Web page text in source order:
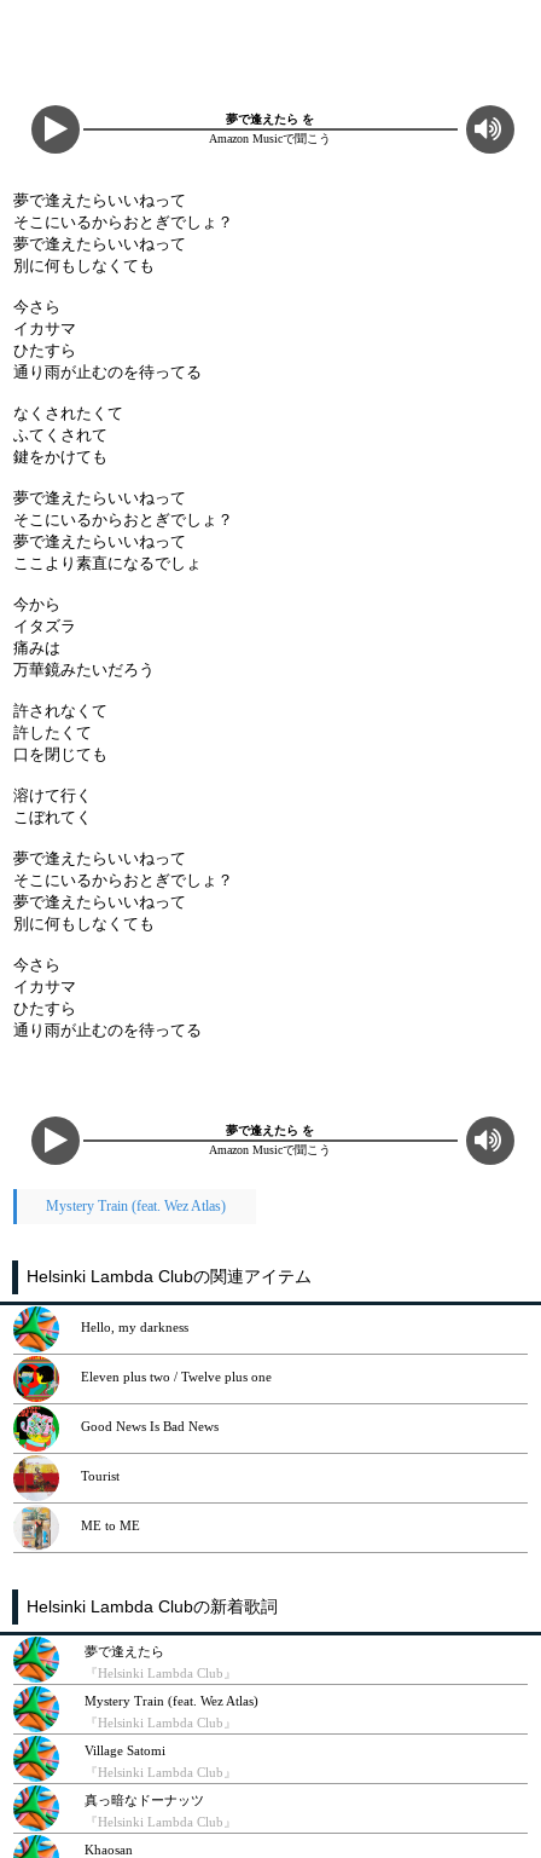
夢で逢えたら を
Amazon Musicで聞こう
夢で逢えたらいいねって
そこにいるからおとぎでしょ？
夢で逢えたらいいねって
別に何もしなくても
今さら
イカサマ
ひたすら
通り雨が止むのを待ってる
なくされたくて
ふてくされて
鍵をかけても
夢で逢えたらいいねって
そこにいるからおとぎでしょ？
夢で逢えたらいいねって
ここより素直になるでしょ
今から
イタズラ
痛みは
万華鏡みたいだろう
許されなくて
許したくて
口を閉じても
溶けて行く
こぼれてく
夢で逢えたらいいねって
そこにいるからおとぎでしょ？
夢で逢えたらいいねって
別に何もしなくても
今さら
イカサマ
ひたすら
通り雨が止むのを待ってる
夢で逢えたら を
Amazon Musicで聞こう
Mystery Train (feat. Wez Atlas)
Helsinki Lambda Clubの関連アイテム
Hello, my darkness
Eleven plus two / Twelve plus one
Good News Is Bad News
Tourist
ME to ME
Helsinki Lambda Clubの新着歌詞
夢で逢えたら
『Helsinki Lambda Club』
Mystery Train (feat. Wez Atlas)
『Helsinki Lambda Club』
Village Satomi
『Helsinki Lambda Club』
真っ暗なドーナッツ
『Helsinki Lambda Club』
Khaosan